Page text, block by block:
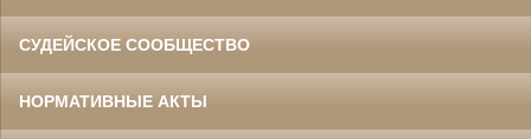
СУДЕЙСКОЕ СООБЩЕСТВО
НОРМАТИВНЫЕ АКТЫ